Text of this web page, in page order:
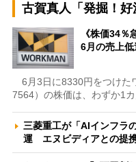
古賀真人「発掘！好
《株価34％
6月の売上
6月3日に8330円をつけた
7564）の株価は、わずか1
三菱重工が「AIインフラ
運 エヌビディアとの提